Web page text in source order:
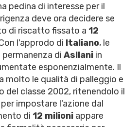
pedina di interesse per il
deve ora decidere se
di riscatto fissato a 12
l'approdo di Italiano, le
di Asllani in
esponenzialmente. Il
molto le qualità di palleggio e
del classe 2002, ritenendolo il
impostare l'azione dal
di 12 milioni appare